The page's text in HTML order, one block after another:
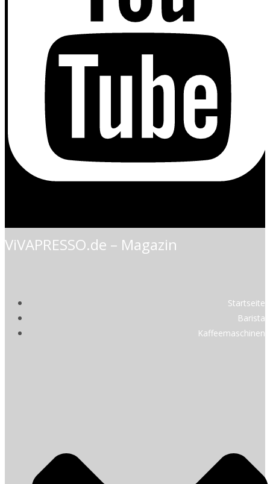
ViVAPRESSO.de – Magazin
Startseite
Barista
Kaffeemaschinen